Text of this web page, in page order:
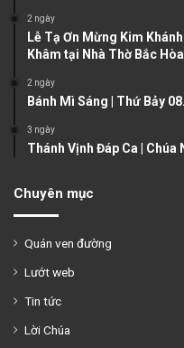
2 ngày
Lễ Tạ Ơn Mừng Kim
Khâm tại Nhà Thờ Bắc
2 ngày
Bánh Mì Sáng | Thứ Bảy
3 ngày
Thánh Vịnh Đáp Ca | Chúa
Chuyên mục
Quán ven đường
Lướt web
Tin tức
Lời Chúa